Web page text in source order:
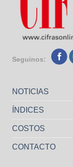
Seguinos:
NOTICIAS
ÍNDICES
COSTOS
CONTACTO